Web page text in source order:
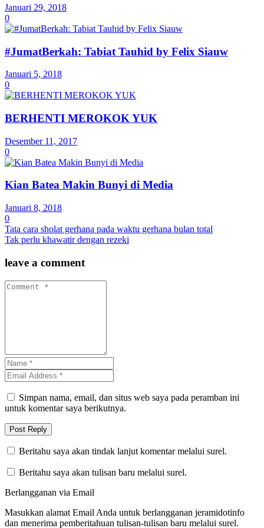
Januari 29, 2018
0
#JumatBerkah: Tabiat Tauhid by Felix Siauw
Januari 5, 2018
0
BERHENTI MEROKOK YUK
Desember 11, 2017
0
Kian Batea Makin Bunyi di Media
Januari 8, 2018
0
Tata cara sholat gerhana pada waktu gerhana bulan total
Tak perlu khawatir dengan rezeki
leave a comment
Simpan nama, email, dan situs web saya pada peramban ini
untuk komentar saya berikutnya.
Beritahu saya akan tindak lanjut komentar melalui surel.
Beritahu saya akan tulisan baru melalui surel.
Berlangganan via Email
Masukkan alamat Email Anda untuk berlangganan jeramidotinfo
dan menerima pemberitahuan tulisan-tulisan baru melalui surel.